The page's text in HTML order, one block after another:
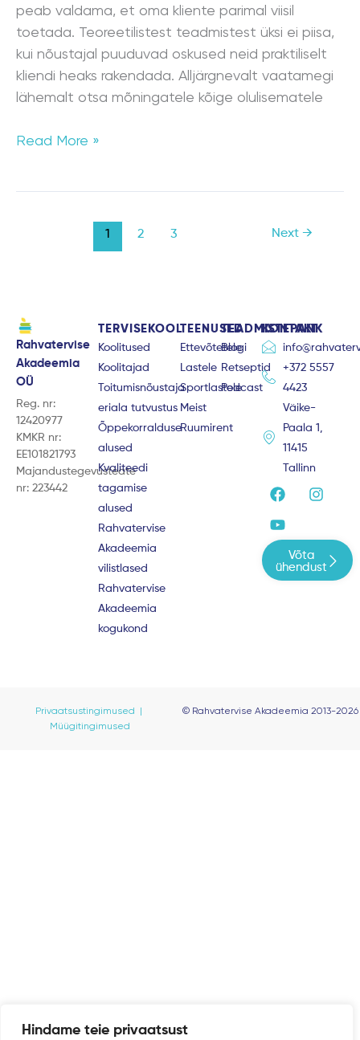
Hindame teie privaatsust
peab valdama, et oma kliente parimal viisil
toetada. Teoreetilistest teadmistest üksi ei piisa,
kui nõustajal puuduvad oskused neid praktiliselt
kliendi heaks rakendada. Alljärgnevalt vaatamegi
lähemalt otsa mõningatele kõige olulisematele
Read More »
1 2 3 Next →
Rahvatervise
Akadeemia
OÜ
Reg. nr:
12420977
KMKR nr:
EE101821793
Majandustegevusteate
nr: 223442
TERVISEKOOL
Koolitused
Koolitajad
Toitumisnõustaja
eriala tutvustus
Õppekorralduse
alused
Kvaliteedi
tagamise
alused
Rahvatervise
Akadeemia
vilistlased
Rahvatervise
Akadeemia
kogukond
TEENUSED
Ettevõtetele
Lastele
Sportlastele
Meist
Ruumirent
TEADMISTEPANK
Blogi
Retseptid
Podcast
KONTAKT
+372 5557
4423
Väike-
Paala 1,
11415
Tallinn
F
a
c
e
b
o
o
I
n
g
r
Y
o
u
t
u
b
e
Võta
ühendust
Privaatsustingimused |
Müügitingimused
© Rahvatervise Akadeemia 2013-2026